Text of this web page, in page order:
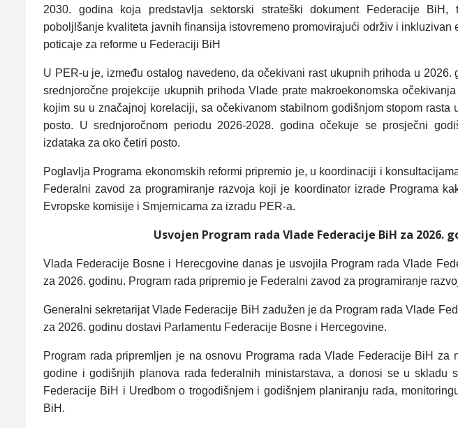
2030. godina koja predstavlja sektorski strateški dokument Federacije
poboljlšanje kvaliteta javnih finansija istovremeno promovirajući održiv i inkluzivan
poticaje za reforme u Federaciji BiH
U PER-u je, između ostalog navedeno, da očekivani rast ukupnih prihoda u 2026.
srednjoročne projekcije ukupnih prihoda Vlade prate makroekonomska
kojim su u značajnoj korelaciji, sa očekivanom stabilnom godišnjom stopom rasta
posto. U srednjoročnom periodu 2026-2028. godina očekuje se prosječni
izdataka za oko četiri posto.
Poglavlja Programa ekonomskih reformi pripremio je, u koordinaciji i
Federalni zavod za programiranje razvoja koji je koordinator izrade Programa
Evropske komisije i Smjernicama za izradu PER-a.
Usvojen Program rada Vlade Federacije BiH za 2026.
Vlada Federacije Bosne i Herecgovine danas je usvojila Program rada Vlade
za 2026. godinu. Program rada pripremio je Federalni zavod za programiranje
Generalni sekretarijat Vlade Federacije BiH zadužen je da Program rada Vlade
za 2026. godinu dostavi Parlamentu Federacije Bosne i Hercegovine.
Program rada pripremljen je na osnovu Programa rada Vlade Federacije BiH za
godine i godišnjih planova rada federalnih ministarstava, a donosi se u skladu
Federacije BiH i Uredbom o trogodišnjem i godišnjem planiranju rada,
BiH.